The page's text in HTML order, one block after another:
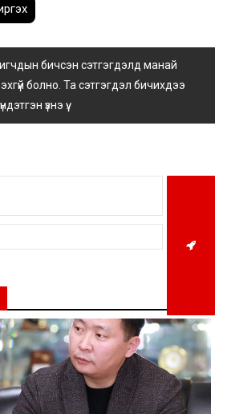
бичсэн сэтгэгдэлд манай
болно. Та сэтгэгдэл бичихдээ
үзнэ үү.